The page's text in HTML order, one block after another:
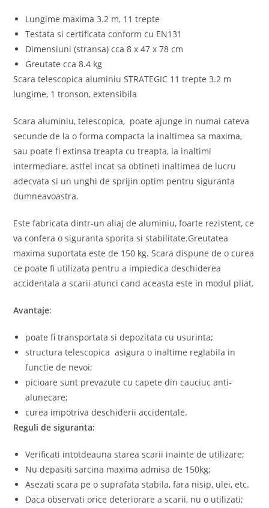
Lungime maxima 3.2 m, 11 trepte
Testata si certificata conform cu EN131
Dimensiuni (stransa) cca 8 x 47 x 78 cm
Greutate cca 8.4 kg
Scara telescopica aluminiu STRATEGIC 11 trepte 3.2 m
lungime, 1 tronson, extensibila
Scara aluminiu, telescopica, poate ajunge in numai cateva
secunde de la o forma compacta la inaltimea sa maxima,
sau poate fi extinsa treapta cu treapta, la inaltimi
intermediare, astfel incat sa obtineti inaltimea de lucru
adecvata si un unghi de sprijin optim pentru siguranta
dumneavoastra.
Este fabricata dintr-un aliaj de aluminiu, foarte rezistent, ce
va confera o siguranta sporita si stabilitate.Greutatea
maxima suportata este de 150 kg. Scara dispune de o curea
ce poate fi utilizata pentru a impiedica deschiderea
accidentala a scarii atunci cand aceasta este in modul pliat.
Avantaje:
poate fi transportata si depozitata cu usurinta;
structura telescopica asigura o inaltime reglabila in
functie de nevoi;
picioare sunt prevazute cu capete din cauciuc anti-
alunecare;
curea impotriva deschiderii accidentale.
Reguli de siguranta:
Verificati intotdeauna starea scarii inainte de utilizare;
Nu depasiti sarcina maxima admisa de 150kg;
Asezati scara pe o suprafata stabila, fara nisip, ulei, etc.
Daca observati orice deteriorare a scarii, nu o utilizati;